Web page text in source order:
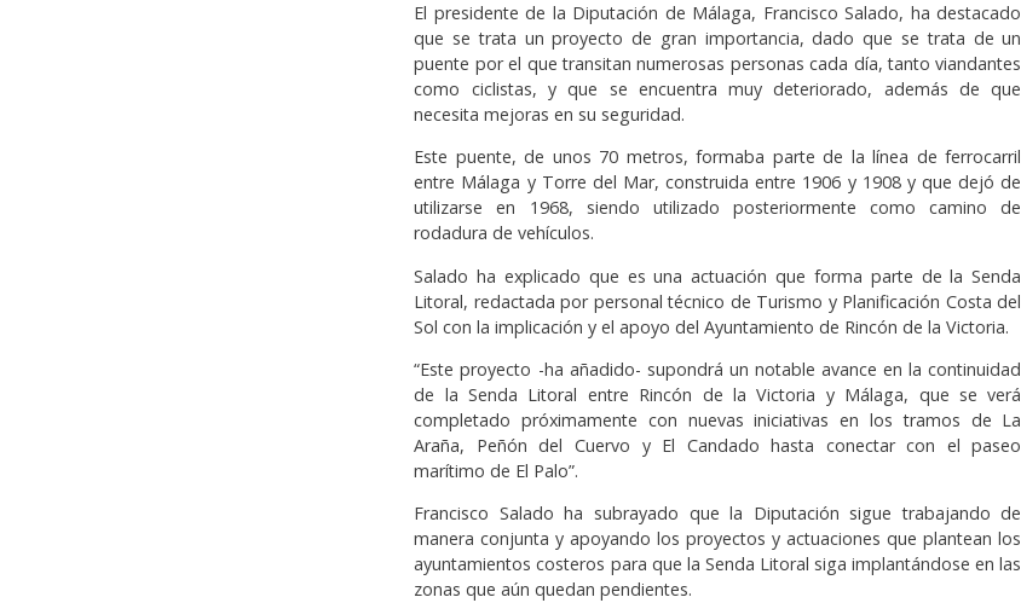
El presidente de la Diputación de Málaga, Francisco Salado, ha destacado
que se trata un proyecto de gran importancia, dado que se trata de un
puente por el que transitan numerosas personas cada día, tanto viandantes
como ciclistas, y que se encuentra muy deteriorado, además de que
necesita mejoras en su seguridad.
Este puente, de unos 70 metros, formaba parte de la línea de ferrocarril
entre Málaga y Torre del Mar, construida entre 1906 y 1908 y que dejó de
utilizarse en 1968, siendo utilizado posteriormente como camino de
rodadura de vehículos.
Salado ha explicado que es una actuación que forma parte de la Senda
Litoral, redactada por personal técnico de Turismo y Planificación Costa del
Sol con la implicación y el apoyo del Ayuntamiento de Rincón de la Victoria.
“Este proyecto -ha añadido- supondrá un notable avance en la continuidad
de la Senda Litoral entre Rincón de la Victoria y Málaga, que se verá
completado próximamente con nuevas iniciativas en los tramos de La
Araña, Peñón del Cuervo y El Candado hasta conectar con el paseo
marítimo de El Palo”.
Francisco Salado ha subrayado que la Diputación sigue trabajando de
manera conjunta y apoyando los proyectos y actuaciones que plantean los
ayuntamientos costeros para que la Senda Litoral siga implantándose en las
zonas que aún quedan pendientes.